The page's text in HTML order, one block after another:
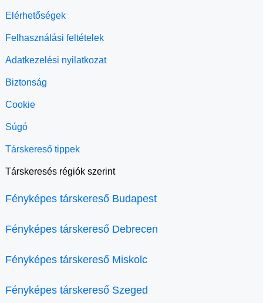
Elérhetőségek
Felhasználási feltételek
Adatkezelési nyilatkozat
Biztonság
Cookie
Súgó
Társkereső tippek
Társkeresés régiók szerint
Fényképes társkereső Budapest
Fényképes társkereső Debrecen
Fényképes társkereső Miskolc
Fényképes társkereső Szeged